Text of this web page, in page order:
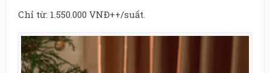
Chỉ từ: 1.550.000 VNĐ++/suất.